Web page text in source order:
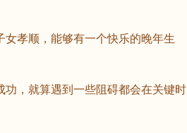
孝顺，能够有一个快乐的晚年生
，就算遇到一些阻碍都会在关键时